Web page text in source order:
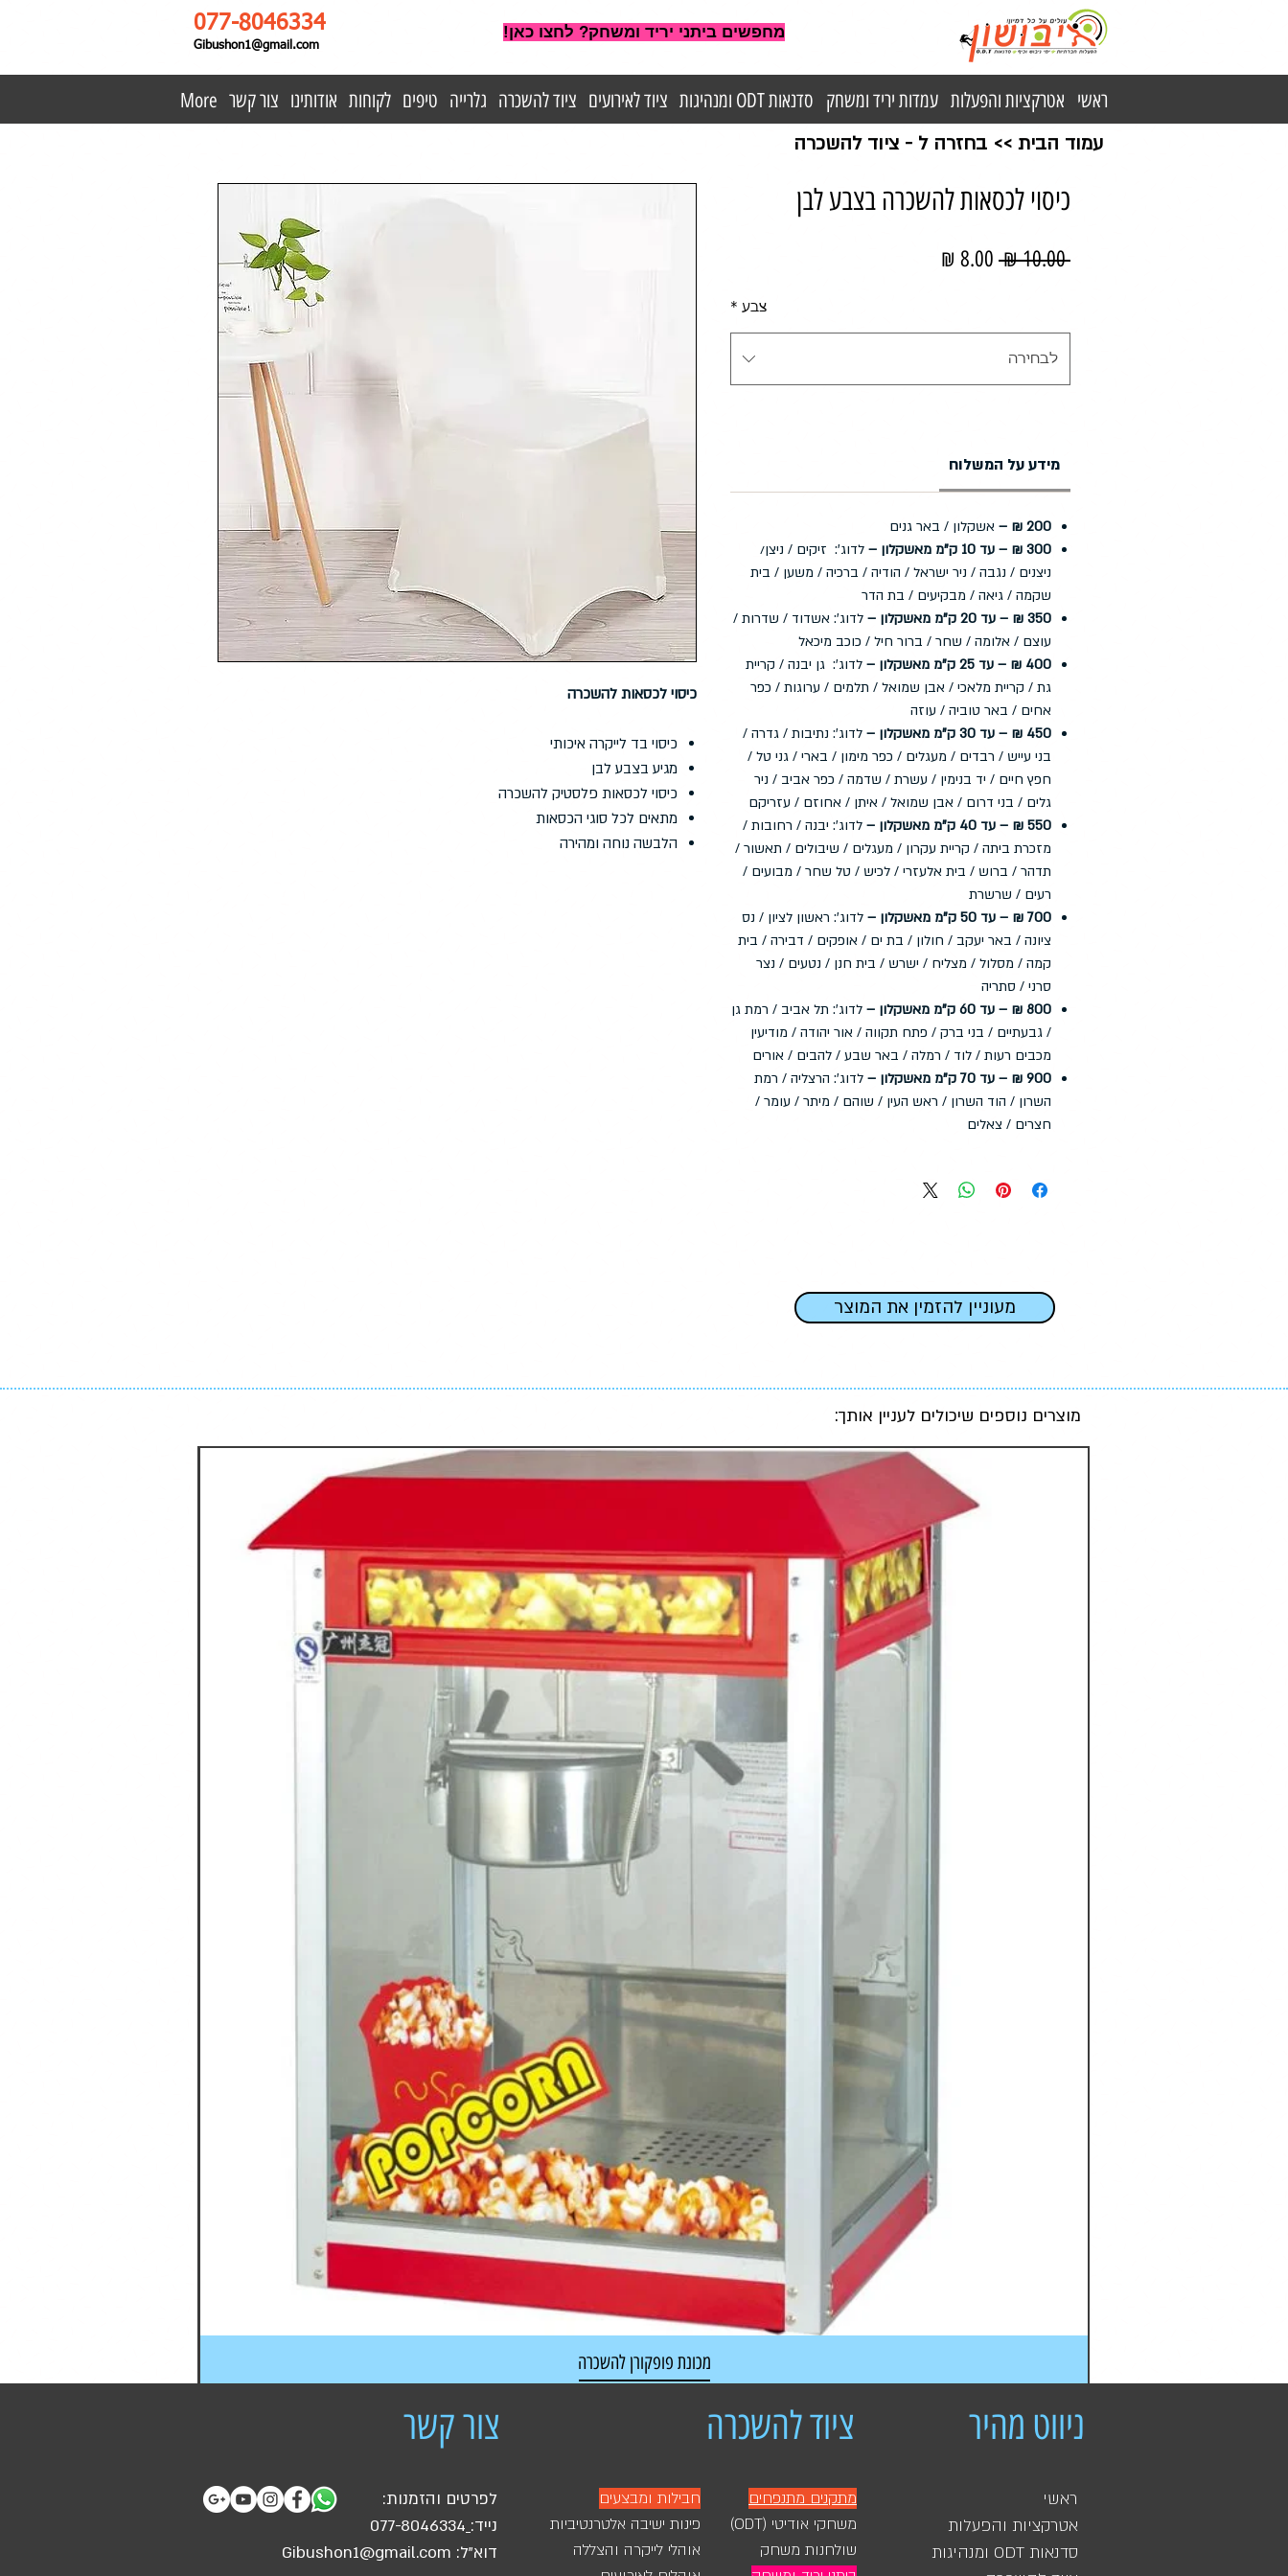
מחפשים ביתני יריד ומשחק? לחצו כאן! 077-8046334
Gibushon1@gmail.com
עמוד הבית >> בחזרה ל - ציוד להשכרה
כיסוי לכסאות להשכרה
כיסוי בד לייקרה איכותי
מגיע בצבע לבן
כיסוי לכסאות פלסטיק להשכרה
מתאים לכל סוגי הכסאות
הלבשה נוחה ומהירה
כיסוי לכסאות להשכרה בצבע לבן
‏10.00 ‏₪
מחיר
צבע *
לבחירה
מידע על המשלוח
200 ₪ –
אשקלון / באר גנים
300 ₪ – עד 10 ק"מ מאשקלון –
לדוג': זיקים / ניצן/
ניצנים / נגבה / ניר ישראל / הודיה / ברכיה / משען / בית
שקמה / גיאה / מבקיעים / בת הדר
350 ₪ – עד 20 ק"מ מאשקלון –
לדוג': אשדוד / שדרות /
עוצם / אלומה / שחר / ברור חיל / כוכב מיכאל
400 ₪ – עד 25 ק"מ מאשקלון –
לדוג': גן יבנה / קריית
גת / קריית מלאכי / אבן שמואל / תלמים / ערוגות / כפר
אחים / באר טוביה / עוזה
450 ₪ – עד 30 ק"מ מאשקלון –
לדוג': נתיבות / גדרה /
בני עייש / רבדים / מעגלים / כפר מימון / בארי / גני טל /
חפץ חיים / יד בנימין / עשרת / שדמה / כפר אביב / ניר
גלים / בני דרום / אבן שמואל / איתן / אחוזם / עזריקם
550 ₪ – עד 40 ק"מ מאשקלון –
לדוג': יבנה / רחובות /
מזכרת ביתה / קריית עקרון / מעגלים / שיבולים / תאשור /
תדהר / ברוש / בית אלעזרי / לכיש / טל שחר / מבועים /
רעים / שרשרת
700 ₪ – עד 50 ק"מ מאשקלון –
לדוג': ראשון לציון / נס
ציונה / באר יעקב / חולון / בת ים / אופקים / דבירה / בית
קמה / מסלול / מצליח / ישרש / בית חנן / נטעים / נצר
סרני / סתריה
800 ₪ – עד 60 ק"מ מאשקלון –
לדוג': תל אביב / רמת גן
/ גבעתיים / בני ברק / פתח תקווה / אור יהודה / מודיעין
מכבים רעות / לוד / רמלה / באר שבע / להבים / אורים
900 ₪ – עד 70 ק"מ מאשקלון –
לדוג': הרצליה / רמת
השרון / הוד השרון / ראש העין / שוהם / מיתר / עומר /
חצרים / צאלים
מעוניין להזמין את המוצר
מוצרים נוספים שיכולים לעניין אותך:
מכונת פופקורן להשכרה
ראשי אטרקציות והפעלות עמדות יריד ומשחק סדנאות ODT ומנהיגות ציוד לאירועים ציוד להשכרה גלרייה טיפים לקוחות אודותינו צור קשר More
ניווט מהיר ציוד להשכרה צור קשר
ראשי
אטרקציות והפעלות
סדנאות ODT ומנהיגות
מתקנים מתנפחים
משחקי אודיטי (ODT)
שולחנות משחק
חבילות ומבצעים
פינות ישיבה אלטרנטיביות
אוהלי לייקרה והצללה
לפרטים והזמנות:
נייד: 077-8046334
דוא"ל: Gibushon1@gmail.com